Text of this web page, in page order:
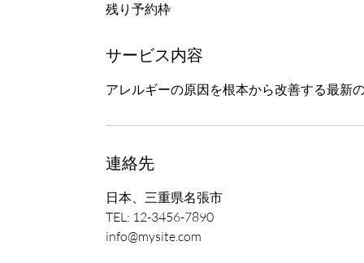
残り予約枠
サービス内容
アレルギーの原因を根本から改善する最新
連絡先
日本、三重県名張市
TEL: 12-3456-7890
info@mysite.com